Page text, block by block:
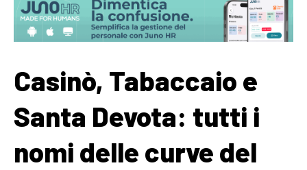
Casinò, Tabaccaio e
Santa Devota: tutti i
nomi delle curve del